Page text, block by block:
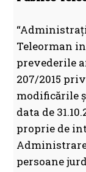
Teleorman
prevederile
207/2015
modificările
data de
proprie de
persoane